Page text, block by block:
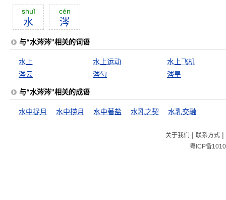
shuĭ
水
cén
涔
与“水涔涔”相关的词语
水上 水上运动
水上飞机
涔云
涔勺 涔旱
与“水涔涔”相关的成语
水中捉月 水中捞月 水中著盐 水乳之契 水乳交融
关于我们 | 联系方式|
粤ICP备